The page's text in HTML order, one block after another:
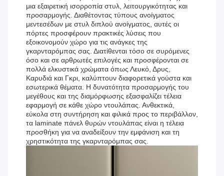
μια εξαιρετική ισορροπία στυλ, λειτουργικότητας και
προσαρμογής. Διαθέτοντας τύπους ανοίγματος
μεντεσέδων με στυλ διπλού ανοίγματος, αυτές οι
πόρτες προσφέρουν πρακτικές λύσεις που
εξοικονομούν χώρο για τις ανάγκες της
γκαρνταρόμπας σας. Διατίθενται τόσο σε συρόμενες
όσο και σε αρθρωτές επιλογές και προσφέρονται σε
πολλά ελκυστικά χρώματα όπως Λευκό, Δρυς,
Καρυδιά και Γκρι, καλύπτουν διαφορετικά γούστα και
εσωτερικά θέματα. Η δυνατότητα προσαρμογής του
μεγέθους και της διαμόρφωσης εξασφαλίζει τέλεια
εφαρμογή σε κάθε χώρο ντουλάπας. Ανθεκτικά,
εύκολα στη συντήρηση και φιλικά προς το περιβάλλον,
τα laminate πάνελ θυρών ντουλάπας είναι η τέλεια
προσθήκη για να αναδείξουν την εμφάνιση και τη
χρηστικότητα της γκαρνταρόμπας σας.